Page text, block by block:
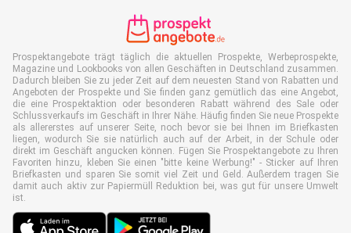
Prospektangebote trägt täglich die aktuellen Prospekte, Werbeprospekte,
Magazine und Lookbooks von allen Geschäften in Deutschland zusammen.
Dadurch bleiben Sie zu jeder Zeit auf dem neuesten Stand von Rabatten und
Angeboten der Prospekte und Sie finden ganz gemütlich das eine Angebot,
die eine Prospektaktion oder besonderen Rabatt während des Sale oder
Schlussverkaufs im Geschäft in Ihrer Nähe. Häufig finden Sie neue Prospekte
als allererstes auf unserer Seite, noch bevor sie bei Ihnen im Briefkasten
liegen, wodurch Sie sie natürlich auch auf der Arbeit, in der Schule oder
direkt im Geschäft angucken können. Fügen Sie Prospektangebote zu Ihren
Favoriten hinzu, kleben Sie einen "bitte keine Werbung!" - Sticker auf Ihren
Briefkasten und sparen Sie somit viel Zeit und Geld. Außerdem tragen Sie
damit auch aktiv zur Papiermüll Reduktion bei, was gut für unsere Umwelt
ist.